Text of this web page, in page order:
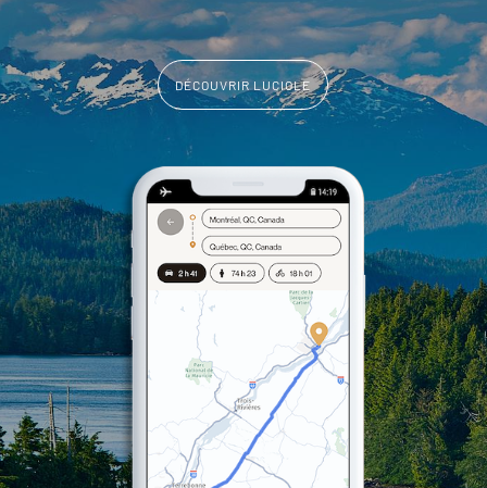
DÉCOUVRIR LUCIOLE